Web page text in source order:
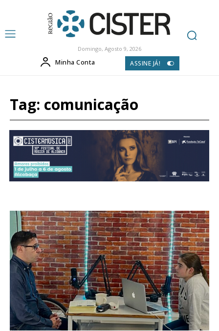
Domingo, Agosto 9, 2026
Minha Conta ASSINE JÁ!
Tag: comunicação